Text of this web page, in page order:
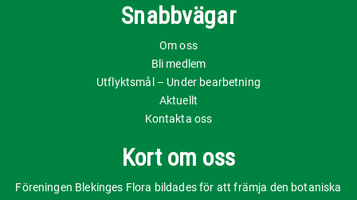
Snabbvägar
Om oss
Bli medlem
Utflyktsmål – Under bearbetning
Aktuellt
Kontakta oss
Kort om oss
Föreningen Blekinges Flora bildades för att främja den botaniska